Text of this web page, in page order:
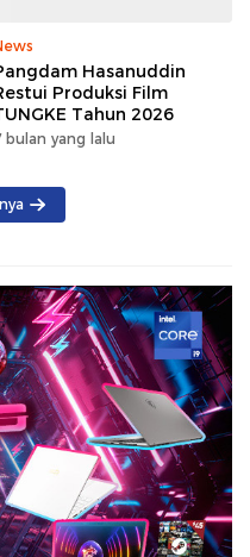
Hasanuddin
Produksi Film
Tahun 2026
bulan yang lalu